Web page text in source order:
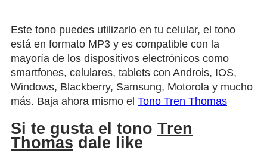
Este tono puedes utilizarlo en tu celular, el tono
está en formato MP3 y es compatible con la
mayoría de los dispositivos electrónicos como
smartfones, celulares, tablets con Androis, IOS,
Windows, Blackberry, Samsung, Motorola y mucho
más. Baja ahora mismo el Tono Tren Thomas
Si te gusta el tono Tren
Thomas dale like